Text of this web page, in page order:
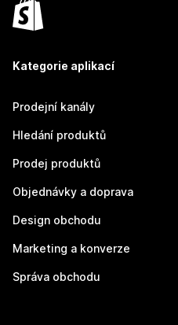
Kategorie aplikací
Prodejní kanály
Hledání produktů
Prodej produktů
Objednávky a doprava
Design obchodu
Marketing a konverze
Správa obchodu